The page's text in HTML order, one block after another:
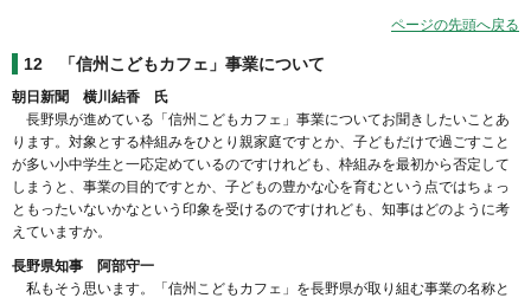
ページの先頭へ戻る
12 「信州こどもカフェ」事業について
朝日新聞 横川結香 氏
長野県が進めている「信州こどもカフェ」事業についてお聞きしたいことあ
ります。対象とする枠組みをひとり親家庭ですとか、子どもだけで過ごすこと
が多い小中学生と一応定めているのですけれども、枠組みを最初から否定して
しまうと、事業の目的ですとか、子どもの豊かな心を育むという点ではちょっ
ともったいないかなという印象を受けるのですけれども、知事はどのように考
えていますか。
長野県知事 阿部守一
私もそう思います。「信州こどもカフェ」を長野県が取り組む事業の名称と